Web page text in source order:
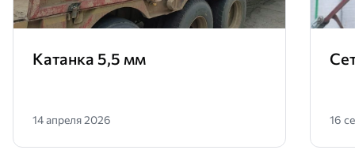
Катанка 5,5 мм
14 апреля 2026 16